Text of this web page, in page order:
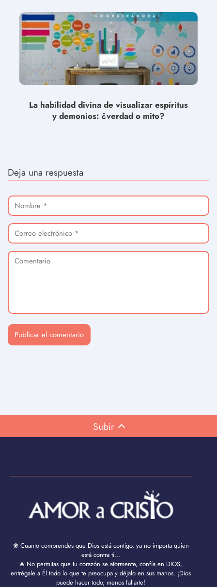
La habilidad divina de visualizar espíritus
y demonios: ¿verdad o mito?
Deja una respuesta
Subir
❀ Cuanto comprendes que Dios está contigo, ya no importa quien
está contra ti...
❀ No permitas que tu corazón se atormente, confía en DIOS,
entrégale a Él todo lo que te preocupa y déjalo en sus manos. ¡Dios
puede hacer todo, menos fallarte!